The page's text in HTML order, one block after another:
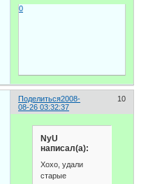
0
Поделиться 10
2008-
08-26 03:32:37
NyU
написал(а):
Хохо, удали
старые